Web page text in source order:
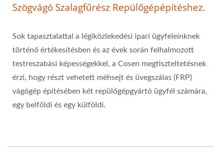
Szögvágó Szalagfűrész Repülőgépépítéshez.
Sok tapasztalattal a légiközlekedési ipari ügyfeleinknek
történő értékesítésben és az évek során felhalmozott
testreszabási képességekkel, a Cosen megtiszteltetésnek
érzi, hogy részt vehetett méhsejt és üvegszálas (FRP)
vágógép építésében két repülőgépgyártó ügyfél számára,
egy belföldi és egy külföldi.